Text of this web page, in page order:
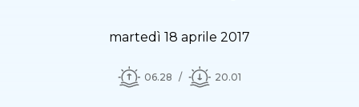
martedì 18 aprile 2017
06.28 20.01